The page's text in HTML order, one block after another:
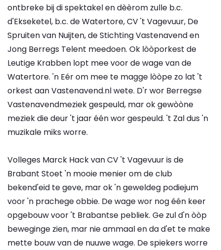
ontbreke bij di spektakel en dèèrom zulle b.c.
d'Ekseketel, b.c. de Watertore, CV 't Vagevuur, De
Spruiten van Nuijten, de Stichting Vastenavend en
Jong Berregs Telent meedoen. Ok lòòporkest de
Leutige Krabben lopt mee voor de wage van de
Watertore. 'n Eér om mee te magge lòòpe zo lat 't
orkest aan Vastenavend.nl wete. D'r wor Berregse
Vastenavendmeziek gespeuld, mar ok gewòòne
meziek die deur 't jaar één wor gespeuld. 't Zal dus 'n
muzikale miks worre.
Volleges Marck Hack van CV 't Vagevuur is de
Brabant Stoet 'n mooie menier om de club
bekend'eid te geve, mar ok 'n geweldeg podiejum
voor 'n prachege obbie. De wage wor nog één keer
opgebouw voor 't Brabantse pebliek. Ge zul d'n òòp
beweginge zien, mar nie ammaal en da d'et te make
mette bouw van de nuuwe wage. De spiekers worre